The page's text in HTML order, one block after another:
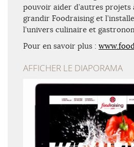
pouvoir aider d’autres projets
grandir Foodraising et
l’univers culinaire et
Pour en savoir plus :
AFFICHER LE DIAPORAMA